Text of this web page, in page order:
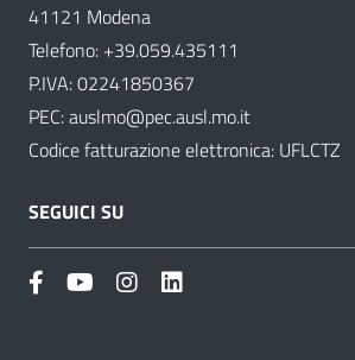
41121 Modena
Telefono: +39.059.435111
P.IVA: 02241850367
PEC:auslmo@pec.ausl.mo.it
Codice fatturazione elettronica: UFLCTZ
SEGUICI SU